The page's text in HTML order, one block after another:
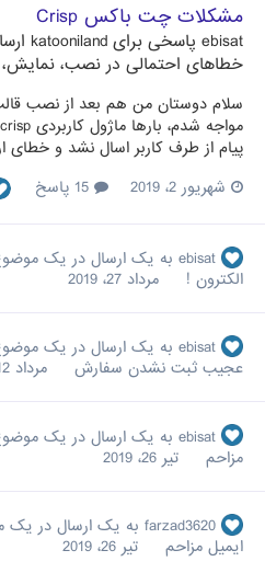
مشکلات چت باکس Crisp
ebisat پاسخی برای katooniland
خطاهای احتمالی در نصب،
سلام دوستان من هم بعد از نصب
پیام از طرف کاربر اسال نشد و
شهریور 2، 2019
ebisat به یک ارسال در یک
الکترون !
مرداد 27، 2019
ebisat به یک ارسال در یک
عجیب ثبت نشدن سفارش
مرداد 12، 2019
ebisat به یک ارسال در یک
مزاحم
تیر 26، 2019
farzad3620 به یک ارسال در یک
ایمیل مزاحم
تیر 26، 2019